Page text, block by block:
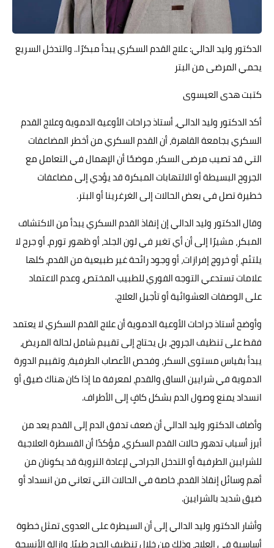
حوادث وقضايا
خدمات
مقالات
الدكتور وليد الدالي: علاج القدم السكري يبدأ مبكرًا.. والتدخل السريع
يحمي المرضى من البتر
كتبت هدى العيسوى
أكد الدكتور وليد الدالي، أستاذ جراحات الأوعية الدموية وعلاج القدم
السكري بجامعة القاهرة، أن القدم السكري من أخطر المضاعفات
التي قد تصيب مرضى السكر، موضحًا أن الإهمال في التعامل مع
الجروح البسيطة أو الالتهابات المبكرة قد يؤدي إلى مضاعفات
خطيرة تصل في بعض الحالات إلى الغرغرينا أو البتر.
وقال الدكتور وليد الدالي إن إنقاذ القدم السكري يبدأ من الاكتشاف
المبكر، مشيرًا إلى أن أي تغير في لون الجلد، أو ظهور تورم، أو جرح لا
يلتئم، أو خروج إفرازات، أو وجود رائحة غير طبيعية من القدم، كلها
علامات تستدعي التوجه الفوري للطبيب المختص، وعدم الاعتماد
على الوصفات العشوائية أو تأجيل العلاج.
وأوضح أستاذ جراحات الأوعية الدموية أن علاج القدم السكري لا يعتمد
فقط على تنظيف الجروح، بل يحتاج إلى تقييم شامل لحالة المريض،
يبدأ بقياس مستوى السكر، وفحص الأعصاب الطرفية، وتقييم الدورة
الدموية في شرايين الساق والقدم، لمعرفة ما إذا كان هناك ضيق أو
انسداد يمنع وصول الدم بشكل كافٍ إلى الأطراف.
وأضاف الدكتور وليد الدالي أن ضعف تدفق الدم إلى القدم يعد من
أبرز أسباب تدهور حالات القدم السكري، مؤكدًا أن القسطرة العلاجية
للشرايين الطرفية أو التدخل الجراحي لإعادة التروية قد يكونان من
أهم وسائل إنقاذ القدم، خاصة في الحالات التي تعاني من انسداد أو
ضيق شديد بالشرايين.
وأشار الدكتور وليد الدالي إلى أن السيطرة على العدوى تمثل خطوة
أساسية في العلاج، وذلك من خلال تنظيف الجرح طبيًا، وإزالة الأنسجة